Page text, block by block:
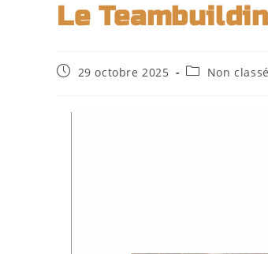
Le
29 octobre 2025 Non classé